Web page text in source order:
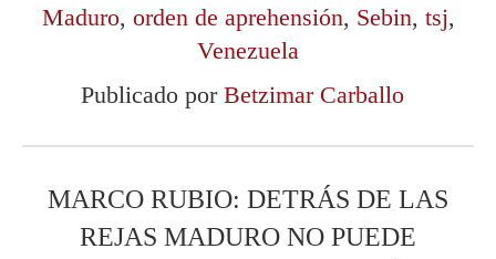
Maduro, orden de aprehensión, Sebin, tsj,
Venezuela
Publicado por Betzimar Carballo
MARCO RUBIO: DETRÁS DE LAS
REJAS MADURO NO PUEDE